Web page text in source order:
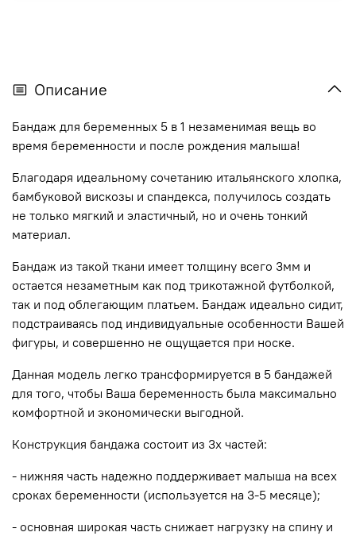
Описание
Бандаж для беременных 5 в 1 незаменимая вещь во
время беременности и после рождения малыша!
Благодаря идеальному сочетанию итальянского хлопка,
бамбуковой вискозы и спандекса, получилось создать
не только мягкий и эластичный, но и очень тонкий
материал.
Бандаж из такой ткани имеет толщину всего 3мм и
остается незаметным как под трикотажной футболкой,
так и под облегающим платьем. Бандаж идеально сидит,
подстраиваясь под индивидуальные особенности Вашей
фигуры, и совершенно не ощущается при носке.
Данная модель легко трансформируется в 5 бандажей
для того, чтобы Ваша беременность была максимально
комфортной и экономически выгодной.
Конструкция бандажа состоит из 3х частей:
- нижняя часть надежно поддерживает малыша на всех
сроках беременности (используется на 3-5 месяце);
- основная широкая часть снижает нагрузку на спину и